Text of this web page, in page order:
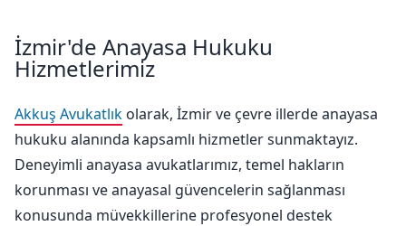
İzmir'de Anayasa Hukuku
Hizmetlerimiz
Akkuş Avukatlık olarak, İzmir ve çevre illerde anayasa
hukuku alanında kapsamlı hizmetler sunmaktayız.
Deneyimli anayasa avukatlarımız, temel hakların
korunması ve anayasal güvencelerin sağlanması
konusunda müvekkillerine profesyonel destek